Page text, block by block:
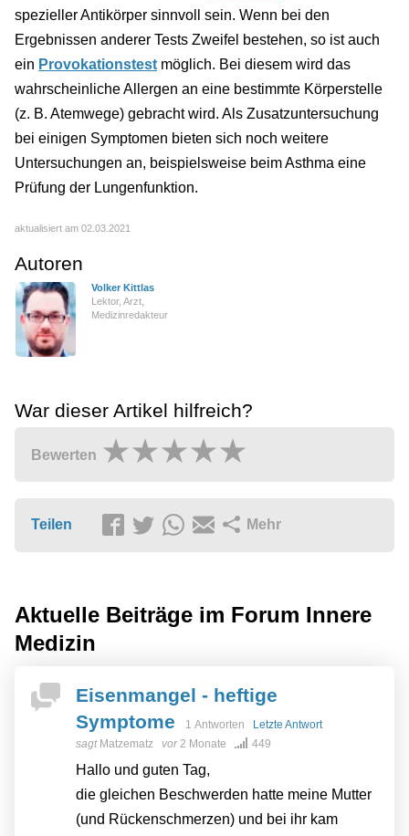
spezieller Antikörper sinnvoll sein. Wenn bei den
Ergebnissen anderer Tests Zweifel bestehen, so ist auch
ein Provokationstest möglich. Bei diesem wird das
wahrscheinliche Allergen an eine bestimmte Körperstelle
(z. B. Atemwege) gebracht wird. Als Zusatzuntersuchung
bei einigen Symptomen bieten sich noch weitere
Untersuchungen an, beispielsweise beim Asthma eine
Prüfung der Lungenfunktion.
aktualisiert am 02.03.2021
Autoren
Volker Kittlas
Lektor, Arzt,
Medizinredakteur
War dieser Artikel hilfreich?
Bewerten
Teilen Mehr
Aktuelle Beiträge im Forum Innere
Medizin
Eisenmangel - heftige
Symptome
1 Antworten Letzte Antwort
sagt Matzematz vor2 Monate 449
Hallo und guten Tag,
die gleichen Beschwerden hatte meine Mutter
(und Rückenschmerzen) und bei ihr kam